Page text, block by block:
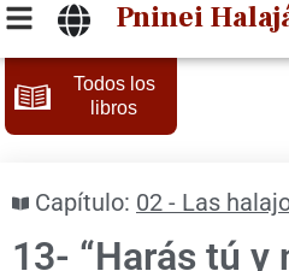
Pninei
Todos los
libros
Capítulo: 02 - Las
13- “Harás tú y